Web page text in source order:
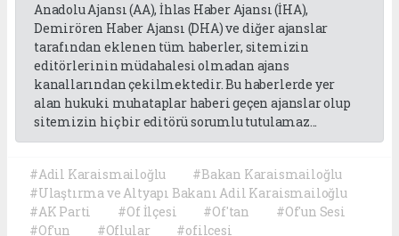
Anadolu Ajansı (AA), İhlas Haber Ajansı (İHA),
Demirören Haber Ajansı (DHA) ve diğer ajanslar
tarafından eklenen tüm haberler, sitemizin
editörlerinin müdahalesi olmadan ajans
kanallarından çekilmektedir. Bu haberlerde yer
alan hukuki muhataplar haberi geçen ajanslar olup
sitemizin hiç bir editörü sorumlu tutulamaz...
#Adil Karaismailoğlu
#Bakan Karaismailoğlu
#Ulaştırma ve Altyapı Bakanı Adil Karaismailoğlu
#AK Parti
#Of İlçesi #Of'tan
#Of'un Sesi
#Of'un
#Oflular
#ofilcesi